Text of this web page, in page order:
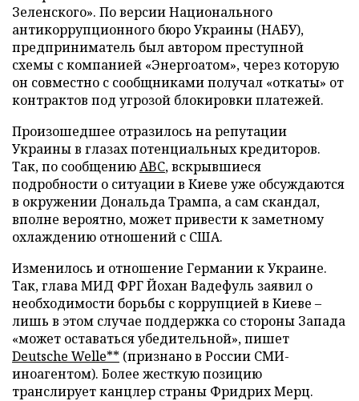
Зеленского». По версии Национального
антикоррупционного бюро Украины (НАБУ),
предприниматель был автором преступной
схемы с компанией «Энергоатом», через которую
он совместно с сообщниками получал «откаты» от
контрактов под угрозой блокировки платежей.
Произошедшее отразилось на репутации
Украины в глазах потенциальных кредиторов.
Так, по сообщениюABC, вскрывшиеся
подробности о ситуации в Киеве уже обсуждаются
в окружении Дональда Трампа, а сам скандал,
вполне вероятно, может привести к заметному
охлаждению отношений с США.
Изменилось и отношение Германии к Украине.
Так, глава МИД ФРГ Йохан Вадефуль заявил о
необходимости борьбы с коррупцией в Киеве –
лишь в этом случае поддержка со стороны Запада
«может оставаться убедительной», пишет
Deutsche Welle** (признано в России СМИ-
иноагентом). Более жесткую позицию
транслирует канцлер страны Фридрих Мерц.